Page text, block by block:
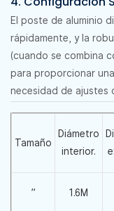
El poste de aluminio
rápidamente, y la
(cuando se combina
para proporcionar
necesidad de ajustes
Tamaño
Diámetro
interior.
” 1.6M